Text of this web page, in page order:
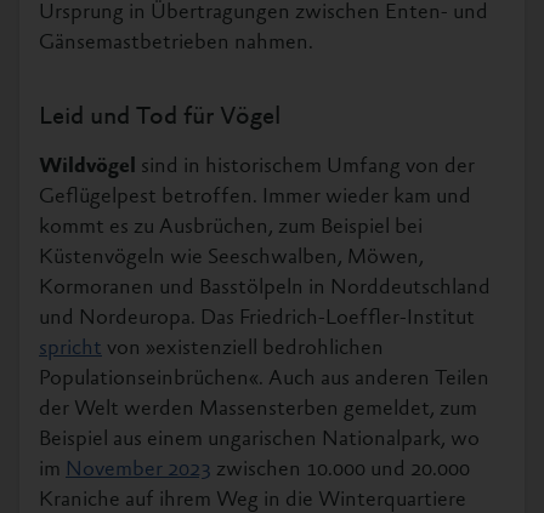
Ursprung in Übertragungen zwischen Enten- und
Gänsemastbetrieben nahmen.
Leid und Tod für Vögel
Wildvögel sind in historischem Umfang von der
Geflügelpest betroffen. Immer wieder kam und
kommt es zu Ausbrüchen, zum Beispiel bei
Küstenvögeln wie Seeschwalben, Möwen,
Kormoranen und Basstölpeln in Norddeutschland
und Nordeuropa. Das Friedrich-Loeffler-Institut
spricht von »existenziell bedrohlichen
Populationseinbrüchen«. Auch aus anderen Teilen
der Welt werden Massensterben gemeldet, zum
Beispiel aus einem ungarischen Nationalpark, wo
im November 2023 zwischen 10.000 und 20.000
Kraniche auf ihrem Weg in die Winterquartiere